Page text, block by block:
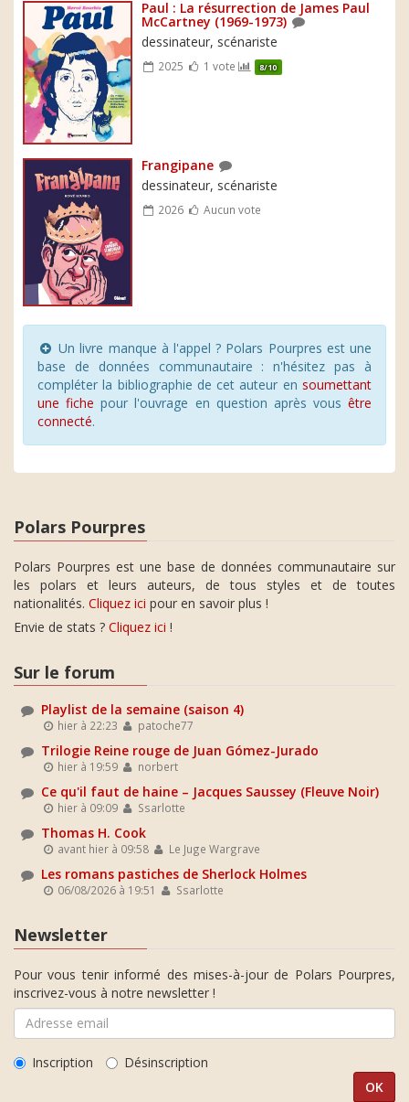
Paul : La résurrection de James Paul
McCartney (1969-1973)
dessinateur, scénariste
2025 1 vote 8/10
Frangipane
dessinateur, scénariste
2026 Aucun vote
Un livre manque à l'appel ? Polars Pourpres est une
base de données communautaire : n'hésitez pas à
compléter la bibliographie de cet auteur en soumettant
une fiche pour l'ouvrage en question après vous être
connecté.
Polars Pourpres
Polars Pourpres est une base de données communautaire sur
les polars et leurs auteurs, de tous styles et de toutes
nationalités. Cliquez ici pour en savoir plus !
Envie de stats ? Cliquez ici !
Sur le forum
Playlist de la semaine (saison 4)
hier à 22:23 patoche77
Trilogie Reine rouge de Juan Gómez-Jurado
hier à 19:59 norbert
Ce qu'il faut de haine – Jacques Saussey (Fleuve Noir)
hier à 09:09 Ssarlotte
Thomas H. Cook
avant hier à 09:58 Le Juge Wargrave
Les romans pastiches de Sherlock Holmes
06/08/2026 à 19:51 Ssarlotte
Newsletter
Pour vous tenir informé des mises-à-jour de Polars Pourpres,
inscrivez-vous à notre newsletter !
Inscription Désinscription